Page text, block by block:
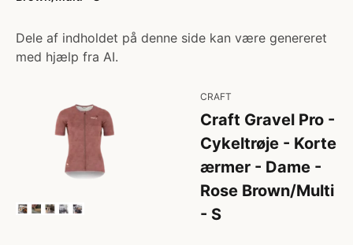
Dele af indholdet på denne side kan være genereret
med hjælp fra AI.
CRAFT
Craft Gravel Pro -
Cykeltrøje - Korte
ærmer - Dame -
Rose Brown/Multi
- S